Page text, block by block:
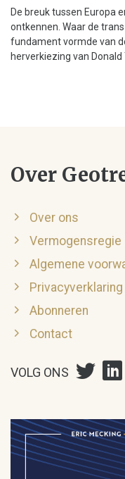
De breuk tussen Europa
ontkennen. Waar de
fundament vormde van
herverkiezing van Donald
Over
Over ons
Vermogensregie
Algemene
Privacyverklaring
Abonneren
Contact
VOLG ONS